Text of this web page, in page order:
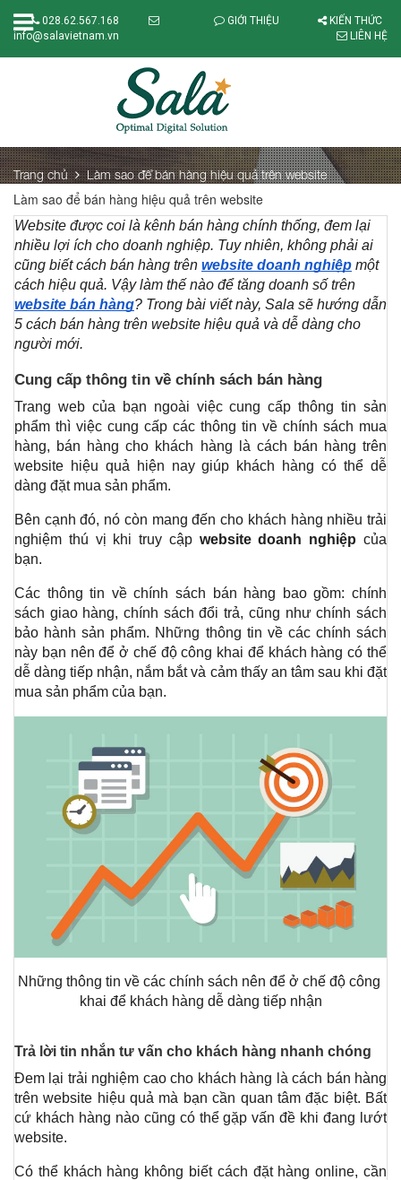
028.62.567.168
info@salavietnam.vn
GIỚI THIỆU
KIẾN THỨC
LIÊN HỆ
Trang chủ Làm sao để bán hàng hiệu quả trên website
Làm sao để bán hàng hiệu quả trên website
Website được coi là kênh bán hàng chính thống, đem lại
nhiều lợi ích cho doanh nghiệp. Tuy nhiên, không phải ai
cũng biết cách bán hàng trên website doanh nghiệp một
cách hiệu quả.
website bán hàng? Trong bài viết này, Sala sẽ hướng dẫn
5 cách bán hàng trên website hiệu quả và dễ dàng cho
người mới.
Cung cấp thông tin về chính sách bán hàng
Trang web của bạn ngoài việc cung cấp thông tin sản
phẩm thì việc cung cấp các thông tin về chính sách mua
hàng, bán hàng cho khách hàng là cách bán hàng trên
website hiệu quả hiện nay giúp khách hàng có thể dễ
dàng đặt mua sản phẩm.
Bên cạnh đó, nó còn mang đến cho khách hàng nhiều trải
nghiệm thú vị khi truy cập website doanh nghiệp của
bạn.
Các thông tin về chính sách bán hàng bao gồm: chính
sách giao hàng, chính sách đổi trả, cũng như chính sách
bảo hành sản phẩm. Những thông tin về các chính sách
này bạn nên để ở chế độ công khai để khách hàng có thể
dễ dàng tiếp nhận, nắm bắt và cảm thấy an tâm sau khi đặt
mua sản phẩm của bạn.
Những thông tin về các chính sách nên để ở chế độ công
khai để khách hàng dễ dàng tiếp nhận
Trả lời tin nhắn tư vấn cho khách hàng nhanh chóng
Đem lại trải nghiệm cao cho khách hàng là cách bán hàng
trên website hiệu quả mà bạn cần quan tâm đặc biệt. Bất
cứ khách hàng nào cũng có thể gặp vấn đề khi đang lướt
website.
Có thể khách hàng không biết cách đặt hàng online, cần